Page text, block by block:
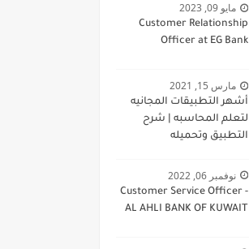
مايو 09, 2023
Customer Relationship
Officer at EG Bank
مارس 15, 2021
أشهر التطبيقات المجانيه
لتعلم المحاسبه | شرح
التطبيق وتحميله
نوفمبر 06, 2022
Customer Service Officer -
AL AHLI BANK OF KUWAIT